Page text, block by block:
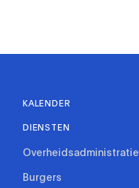
KALENDER
DIENSTEN
Overheidsadministratie
Burgers